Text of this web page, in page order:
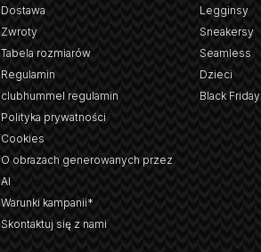
Dostawa
Zwroty
Tabela rozmiarów
Regulamin
clubhummel regulamin
Polityka prywatności
Cookies
O obrazach generowanych przez
AI
Warunki kampanii*
Skontaktuj się z nami
Legginsy
Sneakersy
Seamless
Dzieci
Black Friday